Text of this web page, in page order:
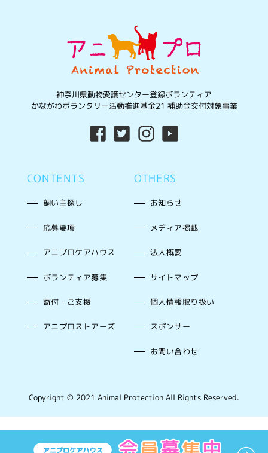
CONTENTS
飼い主探し
応募要項
アニプロケアハウス
ボランティア募集
寄付・ご支援
アニプロストアーズ
神奈川県動物愛護センター登録ボランティア
かながわボランタリー活動推進基金21 補助金交付対象事業
OTHERS
お知らせ
メディア掲載
法人概要
サイトマップ
個人情報取り扱い
スポンサー
お問い合わせ
Copyright © 2021 Animal Protection All Rights Reserved.